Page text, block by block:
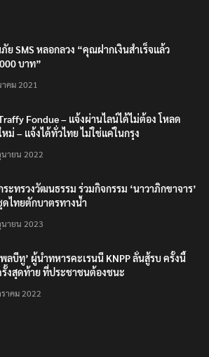
ย SMS หลอกลวง “คุณฝากเงินสำเร็จแล้ว
บาท”
คม 2021
Fondue – แจ้งผ่านไลน์ได้ไม่ต้อง โหลด
ม่ – แจ้งได้ทั่วไทย ไม่ใช่แค่ในกรุง
ายน 2022
ะทรวงวัฒนธรรม ร่วมกิจกรรม ‘นาวาภิกขาจาร’
ดไทยตักบาตรทางน้ำ
ายน 2023
ลบีทู’ ผู้นำทหารคะเรนนี KNPP ลั่นสู้รบ ครั้งนี้
รั้งสุดท้าย ที่ประชาชนต้องชนะ
าคม 2022